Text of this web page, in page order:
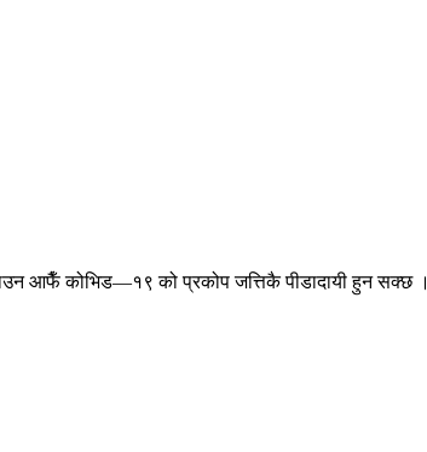
आफैँ कोभिड—१९ को प्रकोप जत्तिकै पीडादायी हुन सक्छ ।